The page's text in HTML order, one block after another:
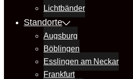
Lichtbänder
Standorte
Augsburg
Böblingen
Esslingen am Neckar
Frankfurt